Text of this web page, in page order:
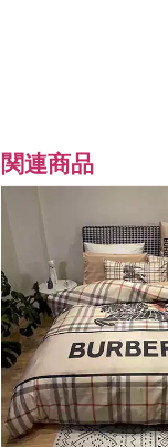
関連商品